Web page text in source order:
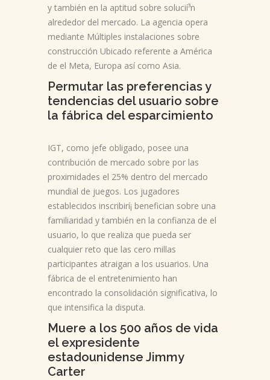
y también en la aptitud sobre solucií³n
alrededor del mercado. La agencia opera
mediante Múltiples instalaciones sobre
construcción Ubicado referente a América
de el Meta, Europa así­ como Asia.
Permutar las preferencias y
tendencias del usuario sobre
la fábrica del esparcimiento
IGT, como jefe obligado, posee una
contribución de mercado sobre por las
proximidades el 25% dentro del mercado
mundial de juegos. Los jugadores
establecidos inscribirí¡ benefician sobre una
familiaridad y también en la confianza de el
usuario, lo que realiza que pueda ser
cualquier reto que las cero millas
participantes atraigan a los usuarios. Una
fábrica de el entretenimiento han
encontrado la consolidación significativa, lo
que intensifica la disputa.
Muere a los 500 años de vida
el expresidente
estadounidense Jimmy
Carter